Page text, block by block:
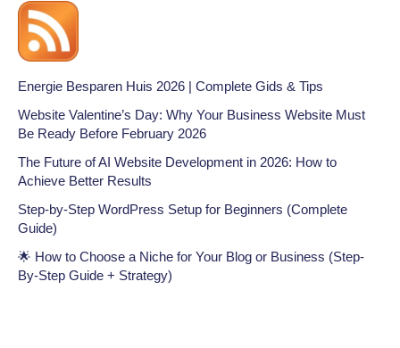
Energie Besparen Huis 2026 | Complete Gids & Tips
Website Valentine’s Day: Why Your Business Website Must
Be Ready Before February 2026
The Future of AI Website Development in 2026: How to
Achieve Better Results
Step-by-Step WordPress Setup for Beginners (Complete
Guide)
🌟 How to Choose a Niche for Your Blog or Business (Step-
By-Step Guide + Strategy)